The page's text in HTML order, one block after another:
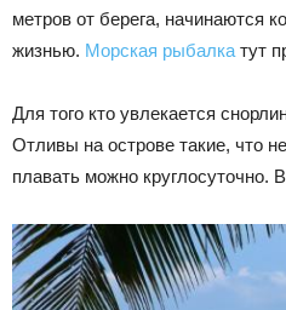
метров от берега, начинаются
жизнью. Морская рыбалка тут
Для того кто увлекается
Отливы на острове такие, что
плавать можно круглосуточно.